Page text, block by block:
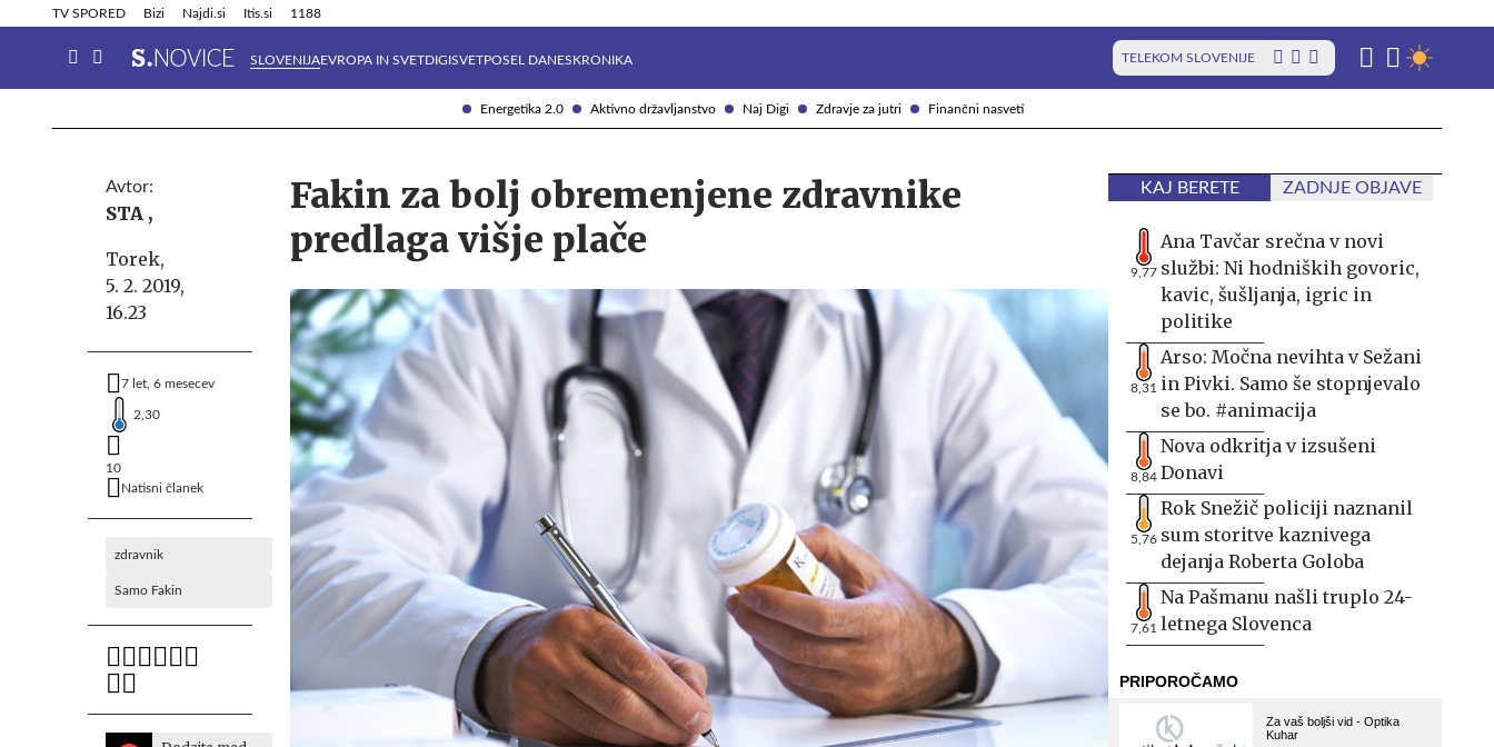
Energetika 2.0 Aktivno državljanstvo Naj Digi Zdravje za jutri Finančni nasveti
TV SPORED Bizi Najdi.si Itis.si 1188
SLOVENIJAEVROPA IN SVETDIGISVETPOSEL DANESKRONIKA TELEKOM SLOVENIJE
Info in obvestila Tehnik
Avtor:
STA ,
Torek,
5. 2. 2019,
16.23
7 let, 6 mesecev
2,30
10
Natisni članek
zdravnik
Samo Fakin
Fakin za bolj obremenjene zdravnike
predlaga višje plače
KAJ BERETE ZADNJE OBJAVE
9,77
Ana Tavčar srečna v novi
službi: Ni hodniških govoric,
kavic, šušljanja, igric in
politike
8,31
Arso: Močna nevihta v Sežani
in Pivki. Samo še stopnjevalo
se bo. #animacija
8,84
Nova odkritja v izsušeni
Donavi
5,76
Rok Snežič policiji naznanil
sum storitve kaznivega
dejanja Roberta Goloba
7,61
Na Pašmanu našli truplo 24-
letnega Slovenca